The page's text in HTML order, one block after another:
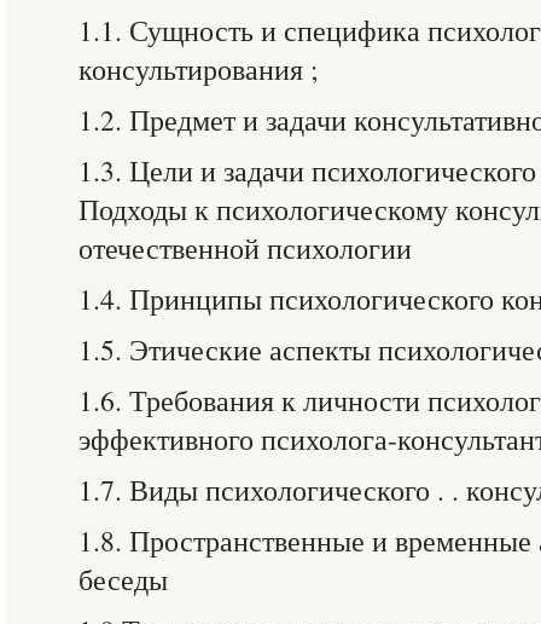
1.1. Сущность и специфика
консультирования ;
1.2. Предмет и задачи
1.3. Цели и задачи
Подходы к психологическому
отечественной психологии
1.4. Принципы психологического
1.5. Этические аспекты
1.6. Требования к личности
эффективного психолога-
1.7. Виды психологического . .
1.8. Пространственные и временные
беседы